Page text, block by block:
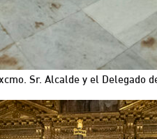
Sr. Alcalde y el Delegado